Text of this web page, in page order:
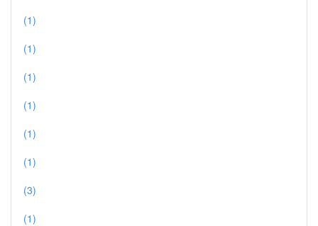
(1)
(1)
(1)
(1)
(1)
(1)
(3)
(1)